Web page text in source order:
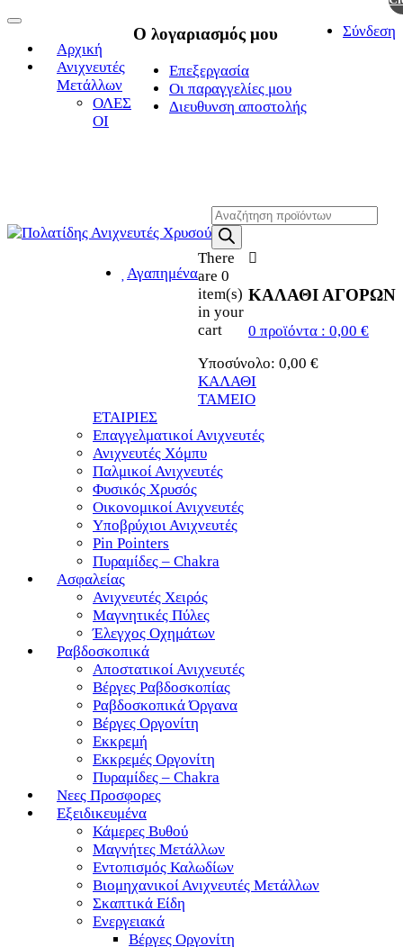
Σύνδεση
Ο λογαριασμός μου
Επεξεργασία
Οι παραγγελίες μου
Διευθυνση αποστολής
Products
search
Αγαπημένα
ΚΑΛΑΘΙ ΑΓΟΡΩΝ
0 προϊόντα : 0,00 €
There
are 0
item(s)
in your
cart
Υποσύνολο: 0,00 €
ΚΑΛΑΘΙ
ΤΑΜΕΙΟ
Toggle
Αρχική
Ανιχνευτές
Μετάλλων
ΟΛΕΣ
ΟΙ
ΕΤΑΙΡΙΕΣ
Επαγγελματικοί Ανιχνευτές
Ανιχνευτές Χόμπυ
Παλμικοί Ανιχνευτές
Φυσικός Χρυσός
Οικονομικοί Ανιχνευτές
Υποβρύχιοι Ανιχνευτές
Pin Pointers
Πυραμίδες – Chakra
Ασφαλείας
Ανιχνευτές Χειρός
Μαγνητικές Πύλες
Έλεγχος Οχημάτων
Ραβδοσκοπικά
Αποστατικοί Ανιχνευτές
Βέργες Ραβδοσκοπίας
Ραβδοσκοπικά Όργανα
Βέργες Οργονίτη
Εκκρεμή
Εκκρεμές Οργονίτη
Πυραμίδες – Chakra
Νεες Προσφορες
Εξειδικευμένα
Κάμερες Βυθού
Μαγνήτες Μετάλλων
Εντοπισμός Καλωδίων
Βιομηχανικοί Ανιχνευτές Μετάλλων
Σκαπτικά Είδη
Ενεργειακά
Βέργες Οργονίτη